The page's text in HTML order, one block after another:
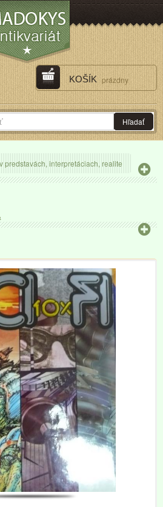
Hľadať
KOŠÍK prázdny
predstavách, interpretáciach, realite